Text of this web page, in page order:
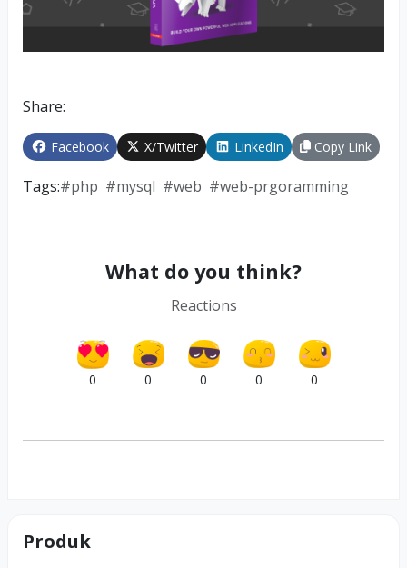
Share:
Facebook X/Twitter LinkedIn Copy Link
Tags:#php #mysql #web #web-prgoramming
What do you think?
Reactions
0 0 0 0 0
Produk